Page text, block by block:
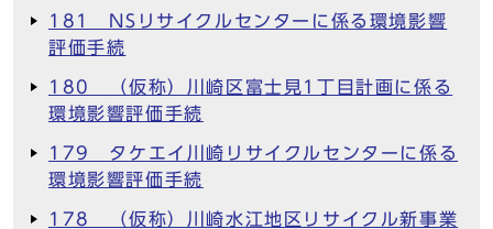
181 NSリサイクルセンターに係る環境影響
評価手続
180 （仮称）川崎区富士見1丁目計画に係る
環境影響評価手続
179 タケエイ川崎リサイクルセンターに係る
環境影響評価手続
178 （仮称）川崎水江地区リサイクル新事業